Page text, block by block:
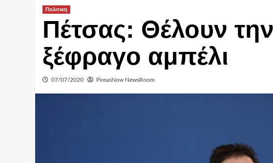
Πολιτικη
Πέτσας: Θέλουν
ξέφραγο αμπέλι
07/07/2020 PireasNow NewsRoom